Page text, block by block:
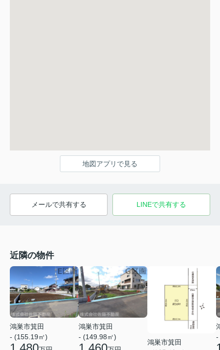
地図アプリで見る
メールで共有する LINEで共有する
近隣の物件
鴻巣市箕田
- (155.19㎡)
鴻巣市箕田
- (149.98㎡)
鴻巣市箕田
-